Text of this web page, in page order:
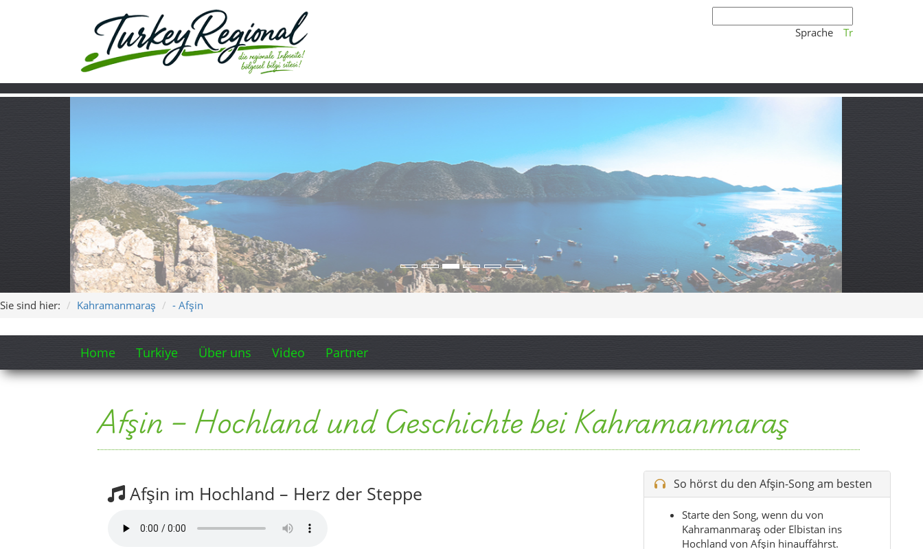
Sprache Tr
Sie sind hier: Kahramanmaraş - Afşin
Home Turkiye Über uns Video Partner
Afşin – Hochland und Geschichte bei Kahramanmaraş
Afşin im Hochland – Herz der Steppe So hörst du den Afşin-Song am besten
Starte den Song, wenn du von
Kahramanmaraş oder Elbistan ins
Hochland von Afşin hinauffährst.